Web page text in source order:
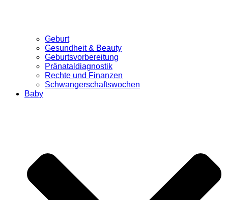
Geburt
Gesundheit & Beauty
Geburtsvorbereitung
Pränataldiagnostik
Rechte und Finanzen
Schwangerschaftswochen
Baby